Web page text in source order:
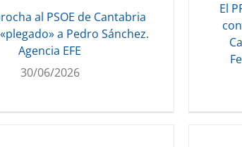
al PSOE de Cantabria
a Pedro Sánchez.
Agencia EFE
30/06/2026
El